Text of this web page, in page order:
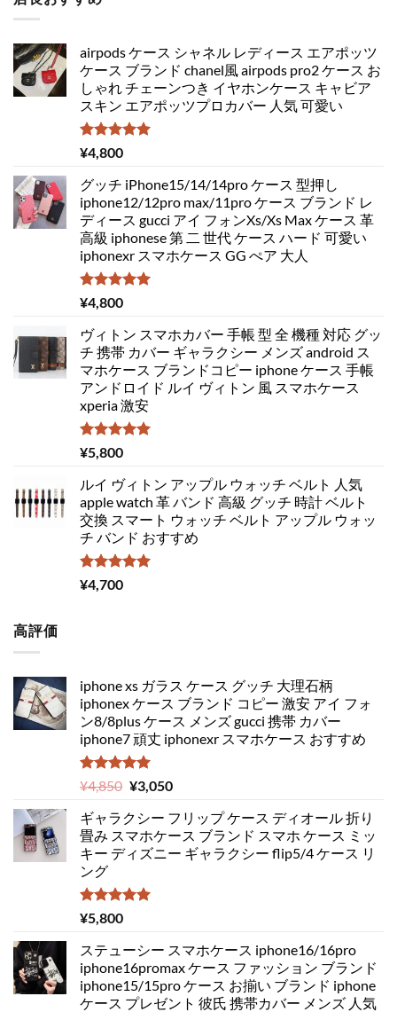
airpods ケース シャネル レディース エアポッツ
ケース ブランド chanel風 airpods pro2 ケース お
しゃれ チェーンつき イヤホンケース キャビア
スキン エアポッツプロカバー 人気 可愛い
5段階中
5.00
¥4,800
グッチ iPhone15/14/14pro ケース 型押し
iphone12/12pro max/11pro ケース ブランド レ
ディース gucci アイ フォンXs/Xs Max ケース 革
高級 iphonese 第 二 世代 ケース ハード 可愛い
iphonexr スマホケース GG ぺア 大人
5段階中
5.00
¥4,800
ヴィトン スマホカバー 手帳 型 全 機種 対応 グッ
チ 携帯 カバー ギャラクシー メンズ android ス
マホケース ブランドコピー iphone ケース 手帳
アンドロイド ルイ ヴィトン 風 スマホケース
xperia 激安
5段階中
5.00
¥5,800
ルイ ヴィトン アップル ウォッチ ベルト 人気
apple watch 革 バンド 高級 グッチ 時計 ベルト
交換 スマート ウォッチ ベルト アップル ウォッ
チ バンド おすすめ
5段階中
5.00
¥4,700
高評価
iphone xs ガラス ケース グッチ 大理石柄
iphonex ケース ブランド コピー 激安 アイ フォ
ン8/8plus ケース メンズ gucci 携帯 カバー
iphone7 頑丈 iphonexr スマホケース おすすめ
5段階中
5.00
の評価
¥4,850 元
価
格
は
で
¥3,050現
の
価
格
ギャラクシー フリップ ケース ディオール 折り
畳み スマホケース ブランド スマホ ケース ミッ
キー ディズニー ギャラクシー flip5/4 ケース リ
ング
5段階中
5.00
¥5,800
ステューシー スマホケース iphone16/16pro
iphone16promax ケース ファッション ブランド
iphone15/15pro ケース お揃い ブランド iphone
ケース プレゼント 彼氏 携帯カバー メンズ 人気